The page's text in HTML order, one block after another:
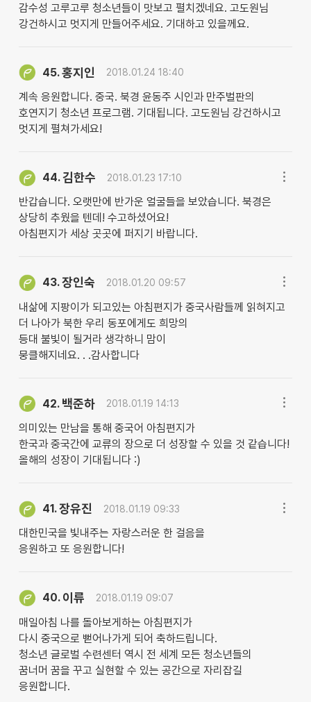
감수성 고루고루 청소년들이 맛보고 펼치겠네요. 고도원님
강건하시고 멋지게 만들어주세요. 기대하고 있을께요.
45.홍지인 2018.01.24 18:40
계속 응원합니다. 중국. 북경 윤동주 시인과 만주벌판의
호연지기 청소년 프로그램. 기대됩니다. 고도원님 강건하시고
멋지게 펼쳐가세요!
44.김한수 2018.01.23 17:10
반갑습니다. 오랫만에 반가운 얼굴들을 보았습니다. 북경은
상당히 추웠을 텐데! 수고하셨어요!
아침편지가 세상 곳곳에 퍼지기 바랍니다.
43.장인숙 2018.01.20 09:57
내삶에 지팡이가 되고있는 아침편지가 중국사람들께 읽혀지고
더 나아가 북한 우리 동포에게도 희망의
등대 불빛이 될거라 생각하니 맘이
뭉클해지네요. . .감사합니다
42. 백준하 2018.01.19 14:13
의미있는 만남을 통해 중국어 아침편지가
한국과 중국간에 교류의 장으로 더 성장할 수 있을 것 같습니다!
올해의 성장이 기대됩니다 :)
41.장유진 2018.01.19 09:33
대한민국을 빛내주는 자랑스러운 한 걸음을
응원하고 또 응원합니다!
40. 이류 2018.01.19 09:07
매일아침 나를 돌아보게하는 아침편지가
다시 중국으로 뻗어나가게 되어 축하드립니다.
청소년 글로벌 수련센터 역시 전 세계 모든 청소년들의
꿈너머 꿈을 꾸고 실현할 수 있는 공간으로 자리잡길
응원합니다.